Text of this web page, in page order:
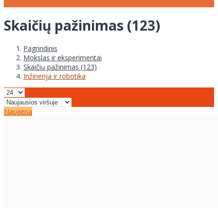
Skaičių pažinimas (123)
Pagrindinis
Mokslas ir eksperimentai
Skaičių pažinimas (123)
Inžinerija ir robotika
Naujiena